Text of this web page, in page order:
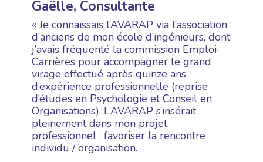
Gaëlle, Consultante
« Je connaissais l’AVARAP via l’association
d’anciens de mon école d’ingénieurs, dont
j’avais fréquenté la commission Emploi-
Carrières pour accompagner le grand
virage effectué après quinze ans
d’expérience professionnelle (reprise
d’études en Psychologie et Conseil en
Organisations). L’AVARAP s’insérait
pleinement dans mon projet
professionnel : favoriser la rencontre
individu / organisation.